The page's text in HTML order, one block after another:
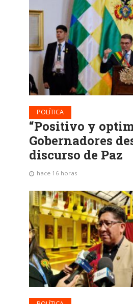
POLÍTICA
“Positivo y
Gobernadores
discurso de Paz
hace 16 horas